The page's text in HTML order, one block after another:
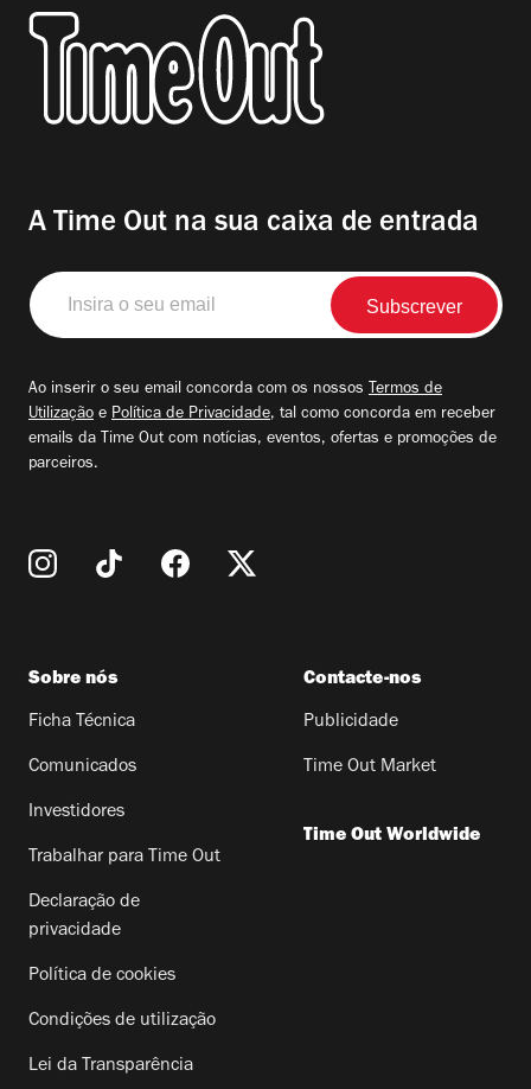
A Time Out na sua caixa de entrada
Insira
o
seu
Ao inserir o seu email concorda com os nossos Termos de
Utilização e Política de Privacidade, tal como concorda em receber
emails da Time Out com notícias, eventos, ofertas e promoções de
parceiros.
Sobre nós
Ficha Técnica
Comunicados
Investidores
Trabalhar para Time Out
Declaração de
privacidade
Política de cookies
Condições de utilização
Lei da Transparência
Contacte-nos
Publicidade
Time Out Market
Time Out Worldwide